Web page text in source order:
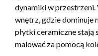
dynamiki w
wnętrz, gdzie dominuje
płytki ceramiczne stają
malować za pomocą